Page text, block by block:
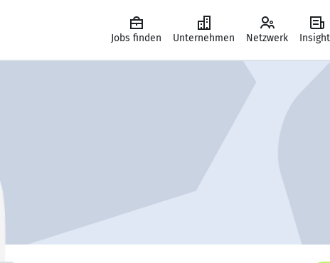
Jobs finden Unternehmen Netzwerk